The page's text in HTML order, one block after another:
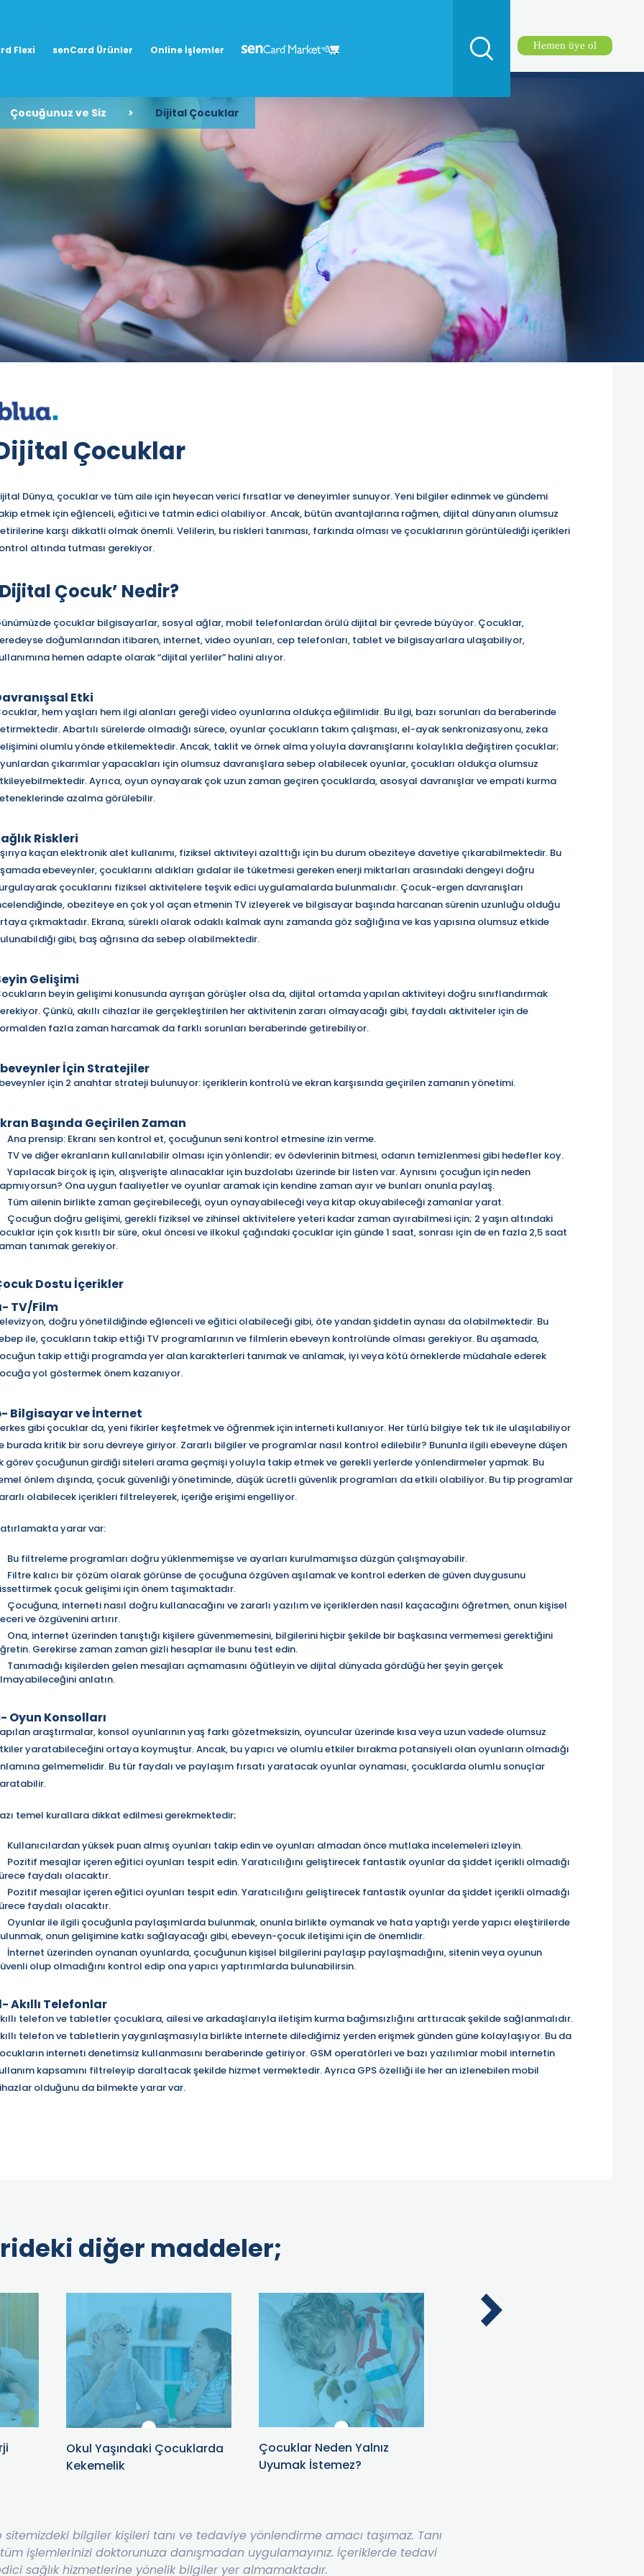
Flexi senCard Ürünler Online İşlemler Hemen üye ol
Çocuğunuz ve Siz > Dijital Çocuklar
Çocuklar
Dünya, çocuklar ve tüm aile için heyecan verici fırsatlar ve deneyimler sunuyor. Yeni bilgiler edinmek ve gündemi
etmek için eğlenceli, eğitici ve tatmin edici olabiliyor. Ancak, bütün avantajlarına rağmen, dijital dünyanın olumsuz
karşı dikkatli olmak önemli. Velilerin, bu riskleri tanıması, farkında olması ve çocuklarının görüntülediği içerikleri
altında tutması gerekiyor.
Çocuk’ Nedir?
çocuklar bilgisayarlar, sosyal ağlar, mobil telefonlardan örülü dijital bir çevrede büyüyor. Çocuklar,
doğumlarından itibaren, internet, video oyunları, cep telefonları, tablet ve bilgisayarlara ulaşabiliyor,
hemen adapte olarak “dijital yerliler” halini alıyor.
Etki
hem yaşları hem ilgi alanları gereği video oyunlarına oldukça eğilimlidir. Bu ilgi, bazı sorunları da beraberinde
Abartılı sürelerde olmadığı sürece, oyunlar çocukların takım çalışması, el-ayak senkronizasyonu, zeka
olumlu yönde etkilemektedir. Ancak, taklit ve örnek alma yoluyla davranışlarını kolaylıkla değiştiren çocuklar;
çıkarımlar yapacakları için olumsuz davranışlara sebep olabilecek oyunlar, çocukları oldukça olumsuz
Ayrıca, oyun oynayarak çok uzun zaman geçiren çocuklarda, asosyal davranışlar ve empati kurma
azalma görülebilir.
Riskleri
kaçan elektronik alet kullanımı, fiziksel aktiviteyi azalttığı için bu durum obeziteye davetiye çıkarabilmektedir. Bu
ebeveynler, çocuklarını aldıkları gıdalar ile tüketmesi gereken enerji miktarları arasındaki dengeyi doğru
çocuklarını fiziksel aktivitelere teşvik edici uygulamalarda bulunmalıdır. Çocuk-ergen davranışları
obeziteye en çok yol açan etmenin TV izleyerek ve bilgisayar başında harcanan sürenin uzunluğu olduğu
çıkmaktadır. Ekrana, sürekli olarak odaklı kalmak aynı zamanda göz sağlığına ve kas yapısına olumsuz etkide
gibi, baş ağrısına da sebep olabilmektedir.
Gelişimi
beyin gelişimi konusunda ayrışan görüşler olsa da, dijital ortamda yapılan aktiviteyi doğru sınıflandırmak
Çünkü, akıllı cihazlar ile gerçekleştirilen her aktivitenin zararı olmayacağı gibi, faydalı aktiviteler için de
fazla zaman harcamak da farklı sorunları beraberinde getirebiliyor.
İçin Stratejiler
için 2 anahtar strateji bulunuyor: içeriklerin kontrolü ve ekran karşısında geçirilen zamanın yönetimi.
Başında Geçirilen Zaman
Ana prensip: Ekranı sen kontrol et, çocuğunun seni kontrol etmesine izin verme.
TV ve diğer ekranların kullanılabilir olması için yönlendir; ev ödevlerinin bitmesi, odanın temizlenmesi gibi hedefler koy.
Yapılacak birçok iş için, alışverişte alınacaklar için buzdolabı üzerinde bir listen var. Aynısını çocuğun için neden
Ona uygun faaliyetler ve oyunlar aramak için kendine zaman ayır ve bunları onunla paylaş.
Tüm ailenin birlikte zaman geçirebileceği, oyun oynayabileceği veya kitap okuyabileceği zamanlar yarat.
Çocuğun doğru gelişimi, gerekli fiziksel ve zihinsel aktivitelere yeteri kadar zaman ayırabilmesi için; 2 yaşın altındaki
için çok kısıtlı bir süre, okul öncesi ve ilkokul çağındaki çocuklar için günde 1 saat, sonrası için de en fazla 2,5 saat
tanımak gerekiyor.
Dostu İçerikler
TV/Film
doğru yönetildiğinde eğlenceli ve eğitici olabileceği gibi, öte yandan şiddetin aynası da olabilmektedir. Bu
ile, çocukların takip ettiği TV programlarının ve filmlerin ebeveyn kontrolünde olması gerekiyor. Bu aşamada,
takip ettiği programda yer alan karakterleri tanımak ve anlamak, iyi veya kötü örneklerde müdahale ederek
yol göstermek önem kazanıyor.
Bilgisayar ve İnternet
gibi çocuklar da, yeni fikirler keşfetmek ve öğrenmek için interneti kullanıyor. Her türlü bilgiye tek tık ile ulaşılabiliyor
burada kritik bir soru devreye giriyor. Zararlı bilgiler ve programlar nasıl kontrol edilebilir? Bununla ilgili ebeveyne düşen
görev çocuğunun girdiği siteleri arama geçmişi yoluyla takip etmek ve gerekli yerlerde yönlendirmeler yapmak. Bu
önlem dışında, çocuk güvenliği yönetiminde, düşük ücretli güvenlik programları da etkili olabiliyor. Bu tip programlar
olabilecek içerikleri filtreleyerek, içeriğe erişimi engelliyor.
yarar var:
Bu filtreleme programları doğru yüklenmemişse ve ayarları kurulmamışsa düzgün çalışmayabilir.
Filtre kalıcı bir çözüm olarak görünse de çocuğuna özgüven aşılamak ve kontrol ederken de güven duygusunu
çocuk gelişimi için önem taşımaktadır.
Çocuğuna, interneti nasıl doğru kullanacağını ve zararlı yazılım ve içeriklerden nasıl kaçacağını öğretmen, onun kişisel
ve özgüvenini artırır.
Ona, internet üzerinden tanıştığı kişilere güvenmemesini, bilgilerini hiçbir şekilde bir başkasına vermemesi gerektiğini
Gerekirse zaman zaman gizli hesaplar ile bunu test edin.
Tanımadığı kişilerden gelen mesajları açmamasını öğütleyin ve dijital dünyada gördüğü her şeyin gerçek
anlatın.
Oyun Konsolları
araştırmalar, konsol oyunlarının yaş farkı gözetmeksizin, oyuncular üzerinde kısa veya uzun vadede olumsuz
yaratabileceğini ortaya koymuştur. Ancak, bu yapıcı ve olumlu etkiler bırakma potansiyeli olan oyunların olmadığı
gelmemelidir. Bu tür faydalı ve paylaşım fırsatı yaratacak oyunlar oynaması, çocuklarda olumlu sonuçlar
temel kurallara dikkat edilmesi gerekmektedir;
Kullanıcılardan yüksek puan almış oyunları takip edin ve oyunları almadan önce mutlaka incelemeleri izleyin.
Pozitif mesajlar içeren eğitici oyunları tespit edin. Yaratıcılığını geliştirecek fantastik oyunlar da şiddet içerikli olmadığı
faydalı olacaktır.
Pozitif mesajlar içeren eğitici oyunları tespit edin. Yaratıcılığını geliştirecek fantastik oyunlar da şiddet içerikli olmadığı
faydalı olacaktır.
Oyunlar ile ilgili çocuğunla paylaşımlarda bulunmak, onunla birlikte oymanak ve hata yaptığı yerde yapıcı eleştirilerde
onun gelişimine katkı sağlayacağı gibi, ebeveyn-çocuk iletişimi için de önemlidir.
İnternet üzerinden oynanan oyunlarda, çocuğunun kişisel bilgilerini paylaşıp paylaşmadığını, sitenin veya oyunun
olup olmadığını kontrol edip ona yapıcı yaptırımlarda bulunabilirsin.
Akıllı Telefonlar
telefon ve tabletler çocuklara, ailesi ve arkadaşlarıyla iletişim kurma bağımsızlığını arttıracak şekilde sağlanmalıdır.
telefon ve tabletlerin yaygınlaşmasıyla birlikte internete dilediğimiz yerden erişmek günden güne kolaylaşıyor. Bu da
interneti denetimsiz kullanmasını beraberinde getiriyor. GSM operatörleri ve bazı yazılımlar mobil internetin
kapsamını filtreleyip daraltacak şekilde hizmet vermektedir. Ayrıca GPS özelliği ile her an izlenebilen mobil
olduğunu da bilmekte yarar var.
diğer maddeler;
Okul Yaşındaki Çocuklarda
Kekemelik
Çocuklar Neden Yalnız
Uyumak İstemez?
sitemizdeki bilgiler kişileri tanı ve tedaviye yönlendirme amacı taşımaz. Tanı
işlemlerinizi doktorunuza danışmadan uygulamayınız. İçeriklerde tedavi
sağlık hizmetlerine yönelik bilgiler yer almamaktadır.